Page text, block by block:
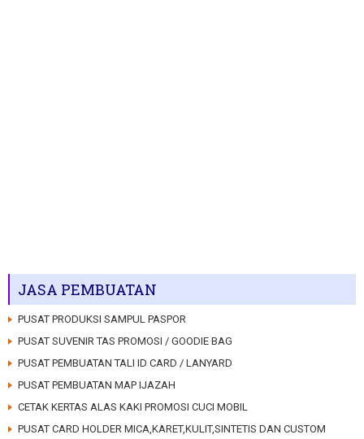
JASA PEMBUATAN
PUSAT PRODUKSI SAMPUL PASPOR
PUSAT SUVENIR TAS PROMOSI / GOODIE BAG
PUSAT PEMBUATAN TALI ID CARD / LANYARD
PUSAT PEMBUATAN MAP IJAZAH
CETAK KERTAS ALAS KAKI PROMOSI CUCI MOBIL
PUSAT CARD HOLDER MICA,KARET,KULIT,SINTETIS DAN CUSTOM